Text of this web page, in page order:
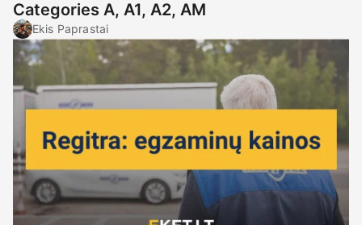
Categories A, A1, A2, AM
Ekis Paprastai